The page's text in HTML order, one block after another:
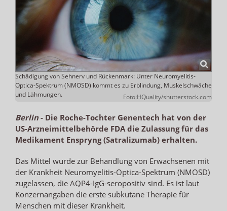
Schädigung von Sehnerv und Rückenmark: Unter Neuromyelitis-
Optica-Spektrum (NMOSD) kommt es zu Erblindung, Muskelschwäche
und Lähmungen.
Foto:HQuality/shutterstock.com
Berlin- Die Roche-Tochter Genentech hat von der
US-Arzneimittelbehörde FDA die Zulassung für das
Medikament Enspryng (Satralizumab) erhalten.
Das Mittel wurde zur Behandlung von Erwachsenen mit
der Krankheit Neuromyelitis-Optica-Spektrum (NMOSD)
zugelassen, die AQP4-IgG-seropositiv sind. Es ist laut
Konzernangaben die erste subkutane Therapie für
Menschen mit dieser Krankheit.